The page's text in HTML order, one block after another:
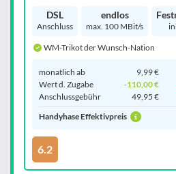
DSL
Anschluss
endlos
max. 100 MBit/s
WM-Trikot der Wunsch-Nation
monatlich ab
9,99 €
Wert d. Zugabe
-110,00 €
Anschluss­gebühr
49,95 €
Handyhase Effektivpreis
6.2